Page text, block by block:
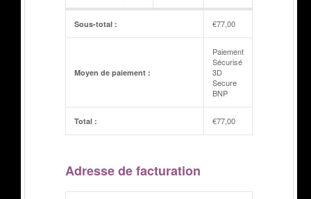
Sous-total : €77,00
Moyen de paiement :
Paiement
Sécurisé
3D
Secure
BNP
Total : €77,00
Adresse de facturation